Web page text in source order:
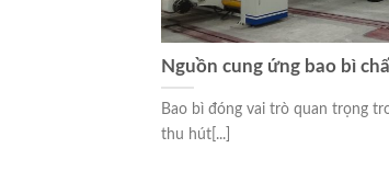
Nguồn cung ứng bao bì
Bao bì đóng vai trò quan trọng
thu hút[...]